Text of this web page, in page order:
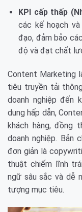
KPI cấp thấp
các kế hoạch
đạo, đảm bảo
độ và đạt chất
Content Marketing
tiêu truyền tải
doanh nghiệp đến
dung hấp dẫn,
khách hàng, đồng
doanh nghiệp. Bản
đơn giản là
thuật chiếm lĩnh
ngữ sâu sắc và dễ
tượng mục tiêu.